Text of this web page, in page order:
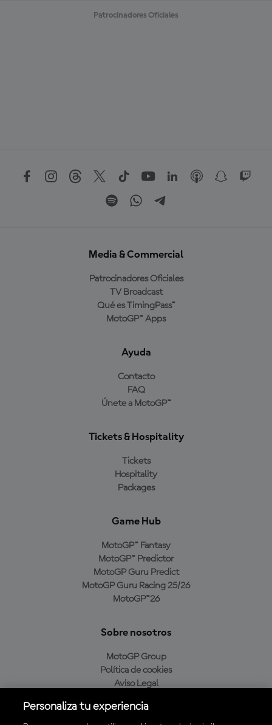
Patrocinadores Oficiales
Media & Commercial
Patrocinadores Oficiales
TV Broadcast
Qué es TimingPass™
MotoGP™ Apps
Ayuda
Contacto
FAQ
Únete a MotoGP™
Tickets & Hospitality
Tickets
Hospitality
Packages
Game Hub
MotoGP™ Fantasy
MotoGP™ Predictor
MotoGP Guru Predict
MotoGP Guru Racing 25/26
MotoGP™26
Sobre nosotros
MotoGP Group
Política de cookies
Aviso Legal
Política de compra
Personaliza tu experiencia